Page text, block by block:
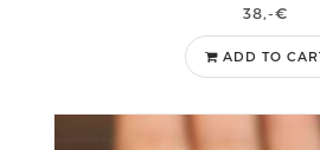
38,-€
ADD TO